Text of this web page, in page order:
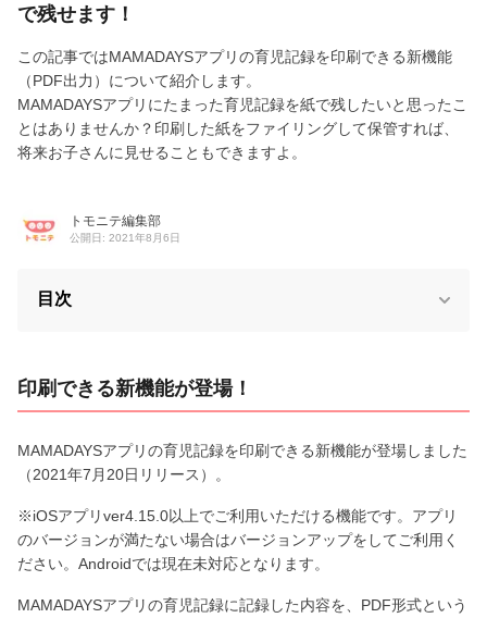
で残せます！
この記事ではMAMADAYSアプリの育児記録を印刷できる新機能
（PDF出力）について紹介します。
MAMADAYSアプリにたまった育児記録を紙で残したいと思ったこ
とはありませんか？印刷した紙をファイリングして保管すれば、
将来お子さんに見せることもできますよ。
トモニテ編集部
公開日: 2021年8月6日
目次
印刷できる新機能が登場！
MAMADAYSアプリの育児記録を印刷できる新機能が登場しました
（2021年7月20日リリース）。
※iOSアプリver4.15.0以上でご利用いただける機能です。アプリ
のバージョンが満たない場合はバージョンアップをしてご利用く
ださい。Androidでは現在未対応となります。
MAMADAYSアプリの育児記録に記録した内容を、PDF形式という